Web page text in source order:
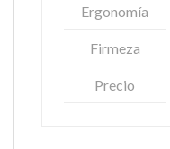
Ergonomía
Firmeza
Precio